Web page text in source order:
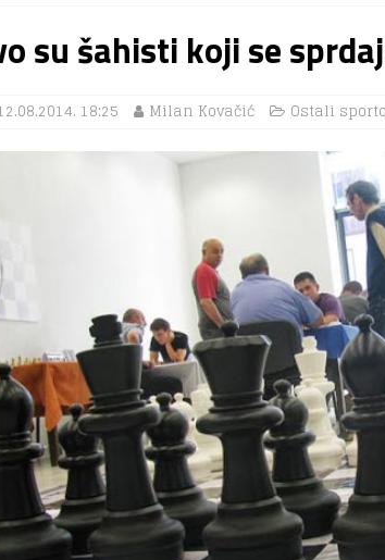
su šahisti koji se
18:25 Milan Kovačić Ostali